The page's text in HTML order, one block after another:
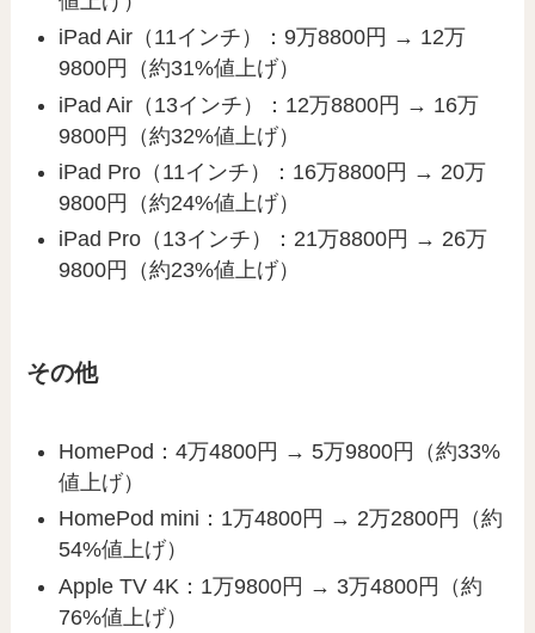
iPad Air（11インチ）：9万8800円 → 12万
9800円（約31%値上げ）
iPad Air（13インチ）：12万8800円 → 16万
9800円（約32%値上げ）
iPad Pro（11インチ）：16万8800円 → 20万
9800円（約24%値上げ）
iPad Pro（13インチ）：21万8800円 → 26万
9800円（約23%値上げ）
その他
HomePod：4万4800円 → 5万9800円（約33%
値上げ）
HomePod mini：1万4800円 → 2万2800円（約
54%値上げ）
Apple TV 4K：1万9800円 → 3万4800円（約
76%値上げ）